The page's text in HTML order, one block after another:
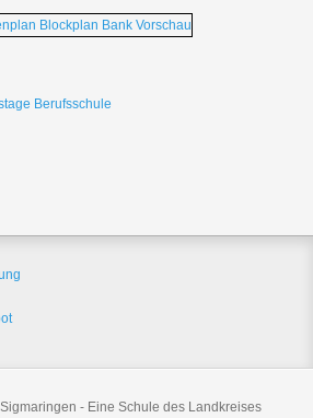
- Eine Schule des Landkreises